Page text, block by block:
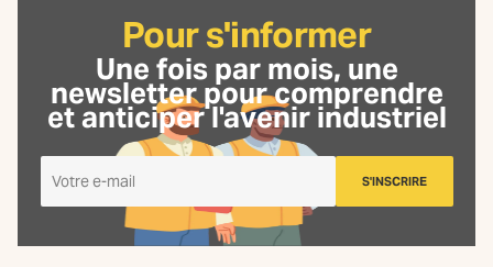
Pour s'informer
Une fois par mois, une
newsletterpour comprendre
et anticiper l'avenir industriel
m'inscris
à
S'INSCRIRE